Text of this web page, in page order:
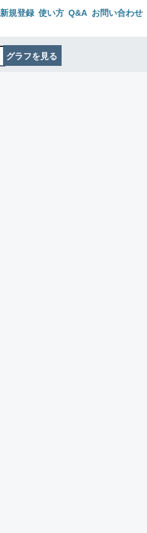
新規登録 使い方 Q&A お問い合わせ
グラフを見る